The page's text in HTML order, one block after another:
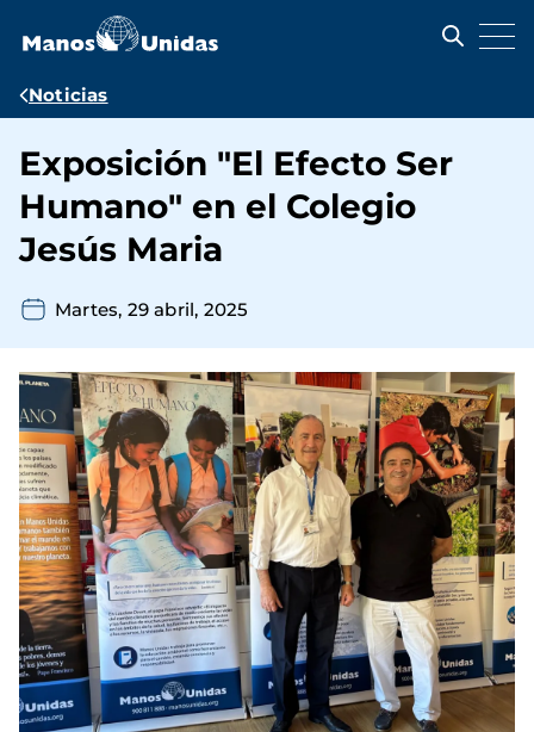
contenido
Ruta
navegación
Noticias
Exposición "El Efecto Ser
Humano" en el Colegio
Jesús Maria
Martes, 29 abril, 2025